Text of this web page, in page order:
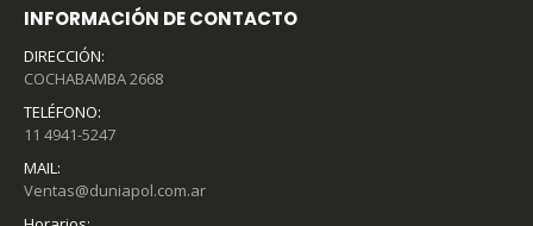
INFORMACIÓN DE CONTACTO
DIRECCIÓN:
COCHABAMBA 2668
TELÉFONO:
11 4941-5247
MAIL:
Ventas@duniapol.com.ar